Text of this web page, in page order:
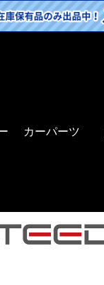
カーパーツ